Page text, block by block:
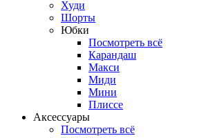
Худи
Шорты
Юбки
Посмотреть всё
Карандаш
Макси
Миди
Мини
Плиссе
Аксессуары
Посмотреть всё